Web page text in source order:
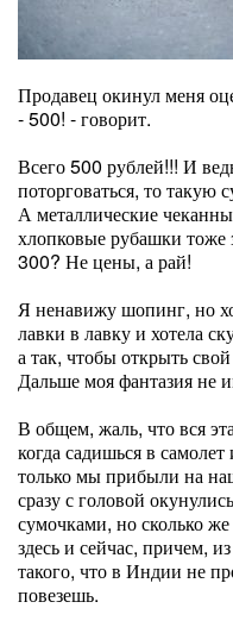
Продавец окинул меня
- 500! - говорит.
Всего 500 рублей!!! И
поторговаться, то
А металлические
хлопковые рубашки
300? Не цены, а рай!
Я ненавижу шопинг, но
лавки в лавку и хотела
а так, чтобы открыть свой
Дальше моя фантазия не
В общем, жаль, что вся
когда садишься в
только мы прибыли на
сразу с головой
сумочками, но сколько
здесь и сейчас, причем,
такого, что в Индии не
повезешь.